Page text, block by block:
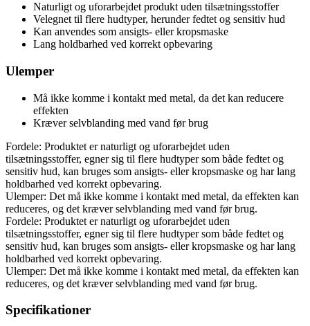
Naturligt og uforarbejdet produkt uden tilsætningsstoffer
Velegnet til flere hudtyper, herunder fedtet og sensitiv hud
Kan anvendes som ansigts- eller kropsmaske
Lang holdbarhed ved korrekt opbevaring
Ulemper
Må ikke komme i kontakt med metal, da det kan reducere
effekten
Kræver selvblanding med vand før brug
Fordele: Produktet er naturligt og uforarbejdet uden
tilsætningsstoffer, egner sig til flere hudtyper som både fedtet og
sensitiv hud, kan bruges som ansigts- eller kropsmaske og har lang
holdbarhed ved korrekt opbevaring.
Ulemper: Det må ikke komme i kontakt med metal, da effekten kan
reduceres, og det kræver selvblanding med vand før brug.
Fordele: Produktet er naturligt og uforarbejdet uden
tilsætningsstoffer, egner sig til flere hudtyper som både fedtet og
sensitiv hud, kan bruges som ansigts- eller kropsmaske og har lang
holdbarhed ved korrekt opbevaring.
Ulemper: Det må ikke komme i kontakt med metal, da effekten kan
reduceres, og det kræver selvblanding med vand før brug.
Specifikationer